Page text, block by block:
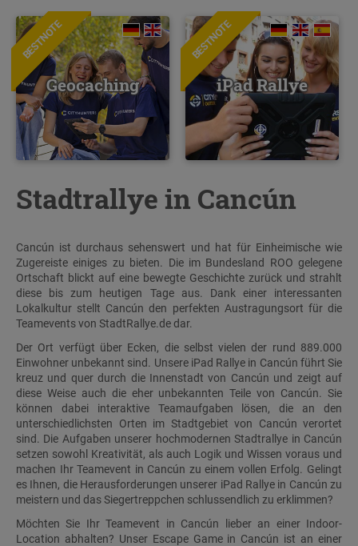
BESTNOTE
Geocaching
BESTNOTE
iPad Rallye
Stadtrallye in Cancún
Cancún ist durchaus sehenswert und hat für Einheimische wie
Zugereiste einiges zu bieten. Die im Bundesland ROO gelegene
Ortschaft blickt auf eine bewegte Geschichte zurück und strahlt
diese bis zum heutigen Tage aus. Dank einer interessanten
Lokalkultur stellt Cancún den perfekten Austragungsort für die
Teamevents von StadtRallye.de dar.
Der Ort verfügt über Ecken, die selbst vielen der rund 889.000
Einwohner unbekannt sind. Unsere iPad Rallye in Cancún führt Sie
kreuz und quer durch die Innenstadt von Cancún und zeigt auf
diese Weise auch die eher unbekannten Teile von Cancún. Sie
können dabei interaktive Teamaufgaben lösen, die an den
unterschiedlichsten Orten im Stadtgebiet von Cancún verortet
sind. Die Aufgaben unserer hochmodernen Stadtrallye in Cancún
setzen sowohl Kreativität, als auch Logik und Wissen voraus und
machen Ihr Teamevent in Cancún zu einem vollen Erfolg. Gelingt
es Ihnen, die Herausforderungen unserer iPad Rallye in Cancún zu
meistern und das Siegertreppchen schlussendlich zu erklimmen?
Möchten Sie Ihr Teamevent in Cancún lieber an einer Indoor-
Location abhalten? Unser Escape Game in Cancún ist an einer